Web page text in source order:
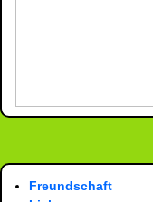
Freundschaft